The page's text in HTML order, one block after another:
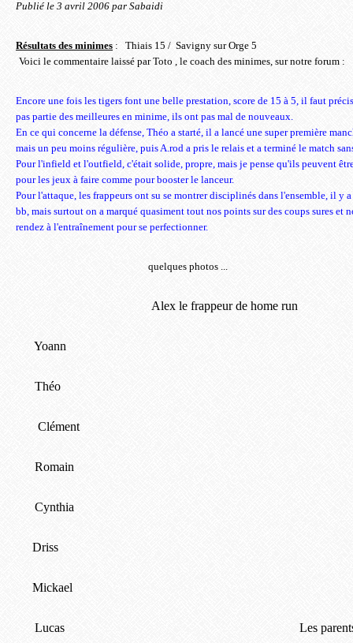
Publié le 3 avril 2006 par Sabaidi
Résultats des minimes :
Thiais 15 / Savigny sur Orge 5
Voici le commentaire laissé par Toto , le coach des minimes, sur notre forum :
Encore une fois les tigers font une belle prestation, score de 15 à 5, il faut
pas partie des meilleures en minime, ils ont pas mal de nouveaux.
En ce qui concerne la défense, Théo a starté, il a lancé une super première
mais un peu moins régulière, puis A.rod a pris le relais et a terminé le match
Pour l'infield et l'outfield, c'était solide, propre, mais je pense qu'ils peuvent
pour les jeux à faire comme pour booster le lanceur.
Pour l'attaque, les frappeurs ont su se montrer disciplinés dans l'ensemble, il y
bb, mais surtout on a marqué quasiment tout nos points sur des coups sures et
rendez à l'entraînement pour se perfectionner.
quelques photos ...
Alex le frappeur de home run
Yoann
Théo
Clément
Romain
Cynthia
Driss
Mickael
Lucas Les